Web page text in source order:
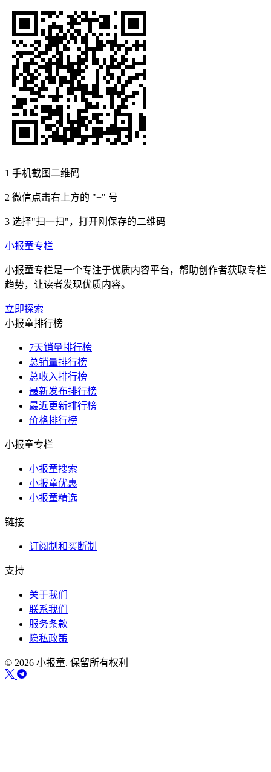
1 手机截图二维码
2 微信点击右上方的 "+" 号
3 选择"扫一扫"，打开刚保存的二维码
小报童专栏
小报童专栏是一个专注于优质内容平台，帮助创作者获取专栏
趋势，让读者发现优质内容。
立即探索
小报童排行榜
7天销量排行榜
总销量排行榜
总收入排行榜
最新发布排行榜
最近更新排行榜
价格排行榜
小报童专栏
小报童搜索
小报童优惠
小报童精选
链接
订阅制和买断制
支持
关于我们
联系我们
服务条款
隐私政策
© 2026 小报童. 保留所有权利